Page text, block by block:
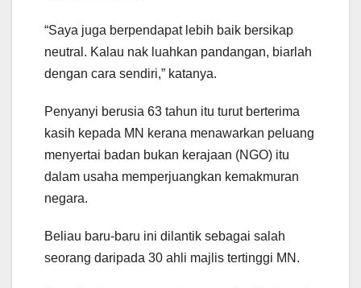
“Saya juga berpendapat lebih baik bersikap
neutral. Kalau nak luahkan pandangan, biarlah
dengan cara sendiri,” katanya.
Penyanyi berusia 63 tahun itu turut berterima
kasih kepada MN kerana menawarkan peluang
menyertai badan bukan kerajaan (NGO) itu
dalam usaha memperjuangkan kemakmuran
negara.
Beliau baru-baru ini dilantik sebagai salah
seorang daripada 30 ahli majlis tertinggi MN.